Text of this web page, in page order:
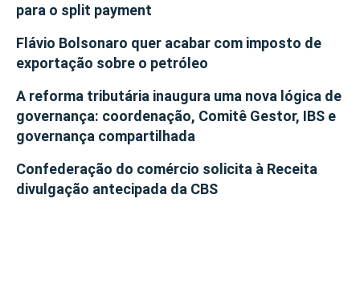
para o split payment
Flávio Bolsonaro quer acabar com imposto de
exportação sobre o petróleo
A reforma tributária inaugura uma nova lógica de
governança: coordenação, Comitê Gestor, IBS e
governança compartilhada
Confederação do comércio solicita à Receita
divulgação antecipada da CBS